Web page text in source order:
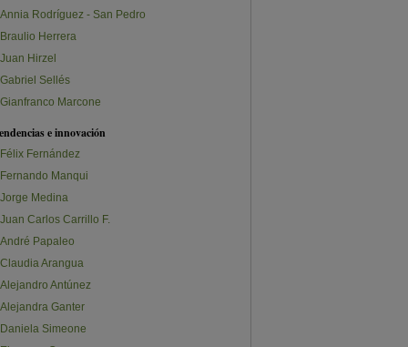
Annia Rodríguez - San Pedro
Braulio Herrera
Juan Hirzel
Gabriel Sellés
Gianfranco Marcone
e innovación
Félix Fernández
Fernando Manqui
Jorge Medina
Juan Carlos Carrillo F.
André Papaleo
Claudia Arangua
Alejandro Antúnez
Alejandra Ganter
Daniela Simeone